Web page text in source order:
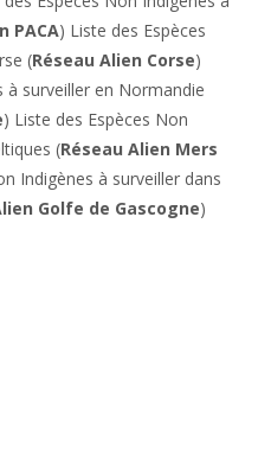
PACA) Liste des Espèces
(Réseau Alien Corse)
à surveiller en Normandie
) Liste des Espèces Non
(Réseau Alien Mers
Indigènes à surveiller dans
Golfe de Gascogne)